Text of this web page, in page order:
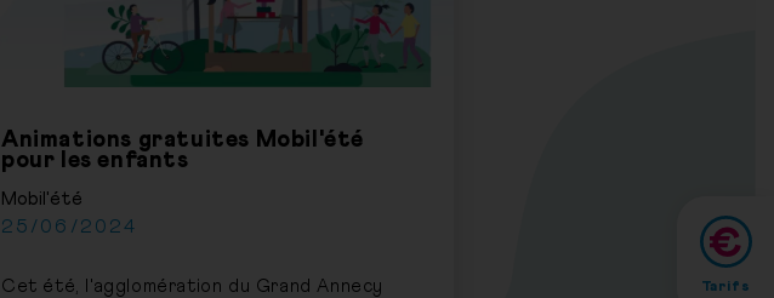
Tarifs
Animations gratuites Mobil'été
pour les enfants
Mobil'été
25/06/2024
Cet été, l'agglomération du Grand Annecy